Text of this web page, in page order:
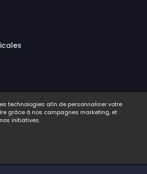
technologies afin de personnaliser votre
grâce à nos campagnes marketing, et
initiatives.